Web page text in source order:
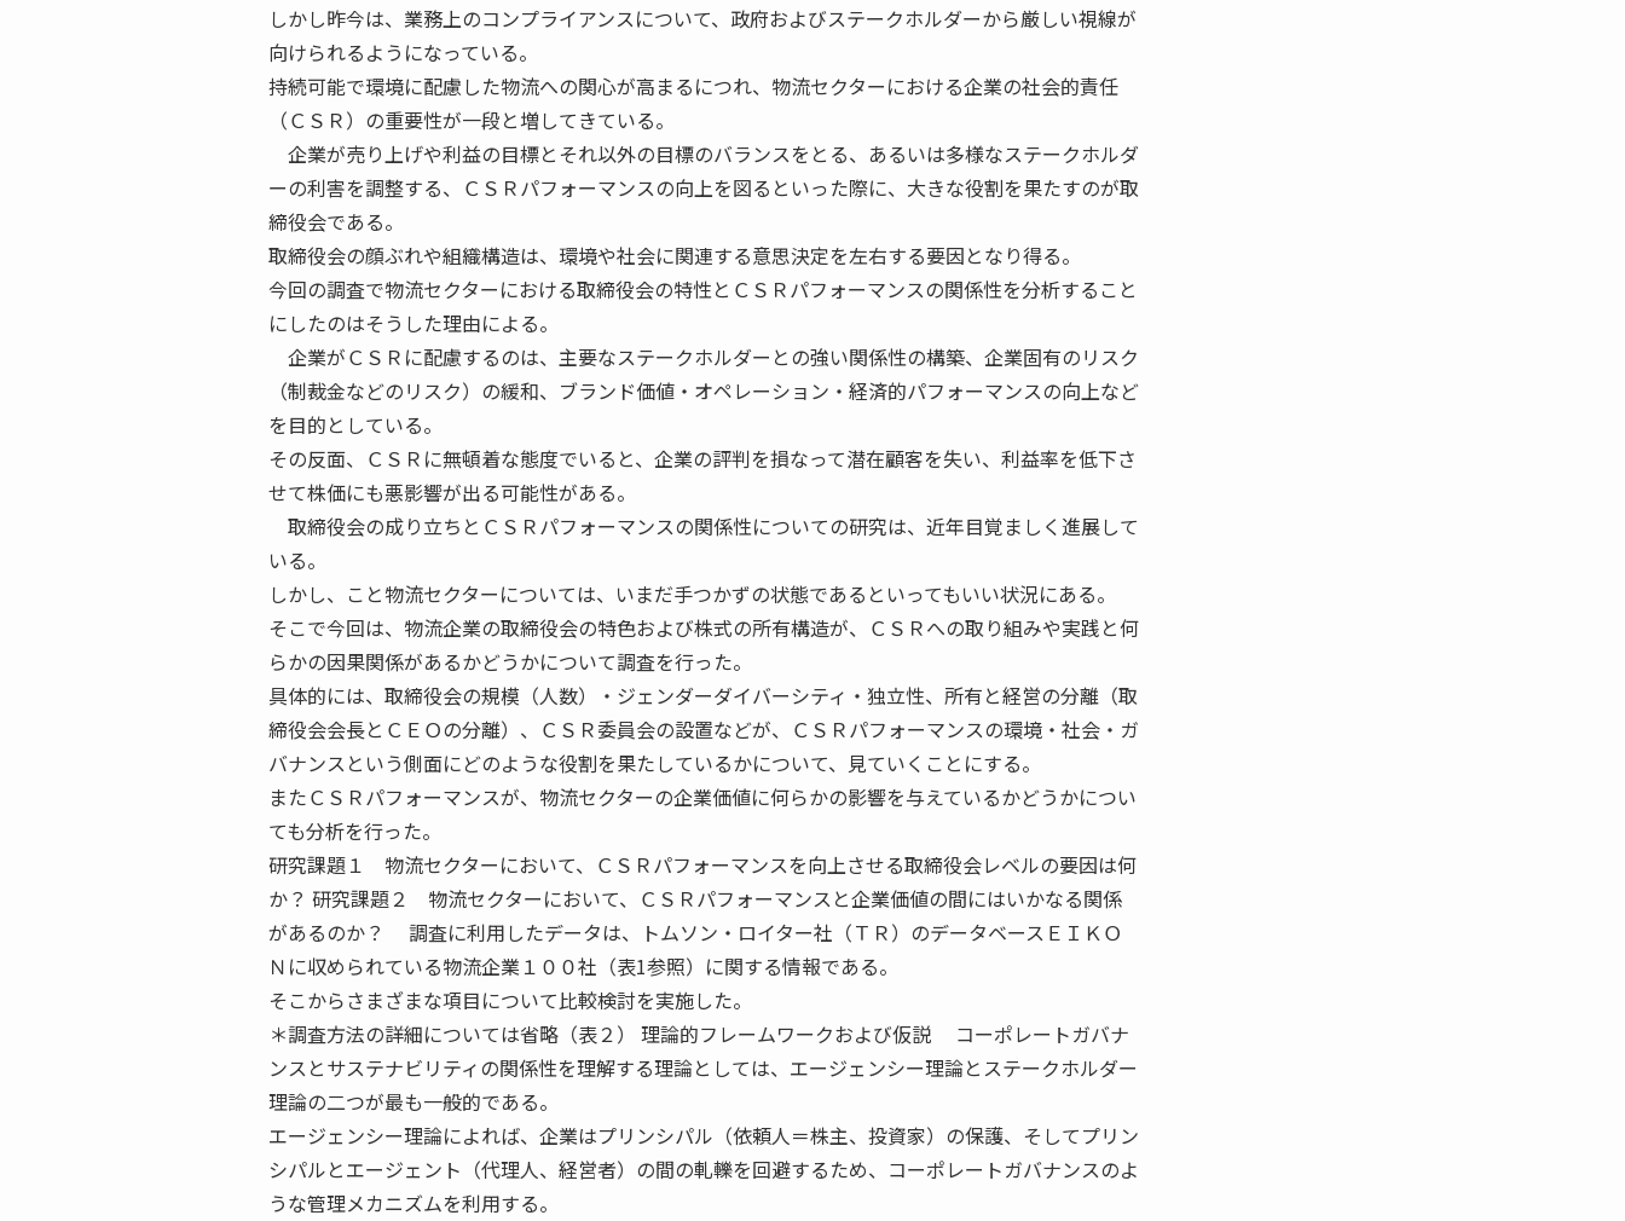
しかし昨今は、業務上のコンプライアンスについて、政府およびステークホルダーから厳しい視線が
向けられるようになっている。
持続可能で環境に配慮した物流への関心が高まるにつれ、物流セクターにおける企業の社会的責任
（ＣＳＲ）の重要性が一段と増してきている。
企業が売り上げや利益の目標とそれ以外の目標のバランスをとる、あるいは多様なステークホルダ
ーの利害を調整する、ＣＳＲパフォーマンスの向上を図るといった際に、大きな役割を果たすのが取
締役会である。
取締役会の顔ぶれや組織構造は、環境や社会に関連する意思決定を左右する要因となり得る。
今回の調査で物流セクターにおける取締役会の特性とＣＳＲパフォーマンスの関係性を分析すること
にしたのはそうした理由による。
企業がＣＳＲに配慮するのは、主要なステークホルダーとの強い関係性の構築、企業固有のリスク
（制裁金などのリスク）の緩和、ブランド価値・オペレーション・経済的パフォーマンスの向上など
を目的としている。
その反面、ＣＳＲに無頓着な態度でいると、企業の評判を損なって潜在顧客を失い、利益率を低下さ
せて株価にも悪影響が出る可能性がある。
取締役会の成り立ちとＣＳＲパフォーマンスの関係性についての研究は、近年目覚ましく進展して
いる。
しかし、こと物流セクターについては、いまだ手つかずの状態であるといってもいい状況にある。
そこで今回は、物流企業の取締役会の特色および株式の所有構造が、ＣＳＲへの取り組みや実践と何
らかの因果関係があるかどうかについて調査を行った。
具体的には、取締役会の規模（人数）・ジェンダーダイバーシティ・独立性、所有と経営の分離（取
締役会会長とＣＥＯの分離）、ＣＳＲ委員会の設置などが、ＣＳＲパフォーマンスの環境・社会・ガ
バナンスという側面にどのような役割を果たしているかについて、見ていくことにする。
またＣＳＲパフォーマンスが、物流セクターの企業価値に何らかの影響を与えているかどうかについ
ても分析を行った。
研究課題１ 物流セクターにおいて、ＣＳＲパフォーマンスを向上させる取締役会レベルの要因は何
か？ 研究課題２ 物流セクターにおいて、ＣＳＲパフォーマンスと企業価値の間にはいかなる関係
があるのか？ 調査に利用したデータは、トムソン・ロイター社（ＴＲ）のデータベースＥＩＫＯ
Ｎに収められている物流企業１００社（表1参照）に関する情報である。
そこからさまざまな項目について比較検討を実施した。
＊調査方法の詳細については省略（表２） 理論的フレームワークおよび仮説 コーポレートガバナ
ンスとサステナビリティの関係性を理解する理論としては、エージェンシー理論とステークホルダー
理論の二つが最も一般的である。
エージェンシー理論によれば、企業はプリンシパル（依頼人＝株主、投資家）の保護、そしてプリン
シパルとエージェント（代理人、経営者）の間の軋轢を回避するため、コーポレートガバナンスのよ
うな管理メカニズムを利用する。